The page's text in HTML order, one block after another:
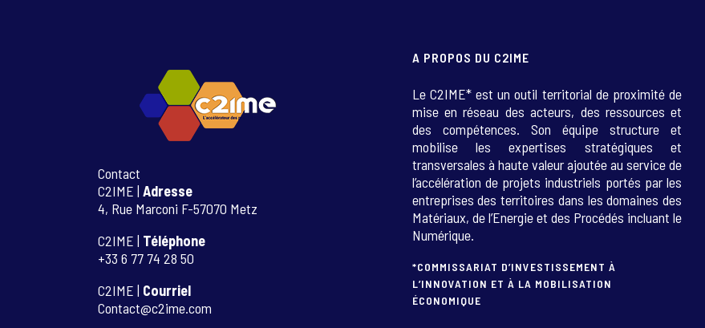
Contact
C2IME | Adresse
4, Rue Marconi F-57070 Metz
C2IME | Téléphone
+33 6 77 74 28 50
C2IME | Courriel
Contact@c2ime.com
A PROPOS DU C2IME
Le C2IME* est un outil territorial de proximité de
mise en réseau des acteurs, des ressources et
des compétences. Son équipe structure et
mobilise les expertises stratégiques et
transversales à haute valeur ajoutée au service de
l’accélération de projets industriels portés par les
entreprises des territoires dans les domaines des
Matériaux, de l’Energie et des Procédés incluant le
Numérique.
*COMMISSARIAT D’INVESTISSEMENT À
L’INNOVATION ET À LA MOBILISATION
ÉCONOMIQUE